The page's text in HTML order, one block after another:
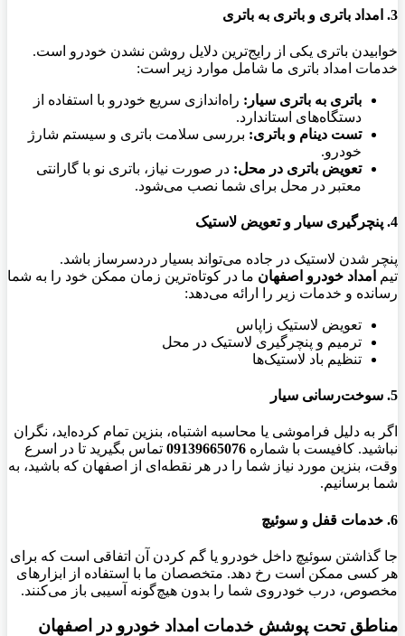
3. امداد باتری و باتری به باتری
خوابیدن باتری یکی از رایج‌ترین دلایل روشن نشدن خودرو است.
خدمات امداد باتری ما شامل موارد زیر است:
باتری به باتری سیار: راه‌اندازی سریع خودرو با استفاده از
دستگاه‌های استاندارد.
تست دینام و باتری: بررسی سلامت باتری و سیستم شارژ
خودرو.
تعویض باتری در محل: در صورت نیاز، باتری نو با گارانتی
معتبر در محل برای شما نصب می‌شود.
4. پنچرگیری سیار و تعویض لاستیک
پنچر شدن لاستیک در جاده می‌تواند بسیار دردسرساز باشد.
تیم
امداد خودرو اصفهان ما در کوتاه‌ترین زمان ممکن خود را به شما
رسانده و خدمات زیر را ارائه می‌دهد:
تعویض لاستیک زاپاس
ترمیم و پنچرگیری لاستیک در محل
تنظیم باد لاستیک‌ها
5. سوخت‌رسانی سیار
اگر به دلیل فراموشی یا محاسبه اشتباه، بنزین تمام کرده‌اید، نگران
نباشید. کافیست با شماره 09139665076 تماس بگیرید تا در اسرع
وقت، بنزین مورد نیاز شما را در هر نقطه‌ای از اصفهان که باشید، به
شما برسانیم.
6. خدمات قفل و سوئیچ
جا گذاشتن سوئیچ داخل خودرو یا گم کردن آن اتفاقی است که برای
هر کسی ممکن است رخ دهد. متخصصان ما با استفاده از ابزارهای
مخصوص، درب خودروی شما را بدون هیچ‌گونه آسیبی باز می‌کنند.
مناطق تحت پوشش خدمات امداد خودرو در اصفهان